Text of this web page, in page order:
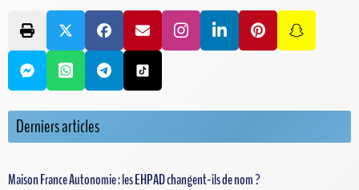
Derniers articles
Maison France Autonomie : les EHPAD changent-ils de nom ?